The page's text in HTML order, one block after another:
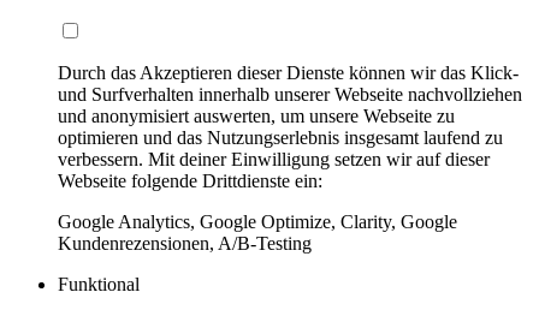
Durch das Akzeptieren dieser Dienste können wir das Klick-
und Surfverhalten innerhalb unserer Webseite nachvollziehen
und anonymisiert auswerten, um unsere Webseite zu
optimieren und das Nutzungserlebnis insgesamt laufend zu
verbessern. Mit deiner Einwilligung setzen wir auf dieser
Webseite folgende Drittdienste ein:
Google Analytics, Google Optimize, Clarity, Google
Kundenrezensionen, A/B-Testing
Funktional